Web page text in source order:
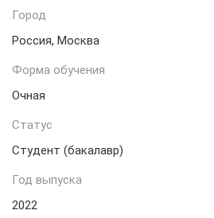
Город
Россия, Москва
Форма обучения
Очная
Статус
Студент (бакалавр)
Год выпуска
2022